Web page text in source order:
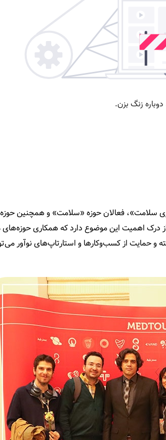
سلامت»، فعالان حوزه «سلامت» و همچنین حوزه
اهمیت این موضوع دارد که همکاری حوزه­‌های
و حمایت از کسب‌وکارها و استارتاپ‌های نوآور